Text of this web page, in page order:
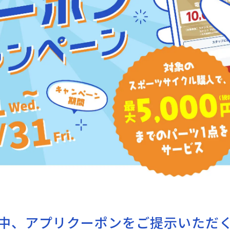
、アプリクーポンをご提示いただ